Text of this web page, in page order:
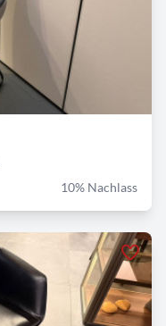
10% Nachlass